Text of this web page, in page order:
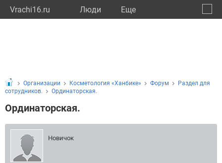
Vrachi16.ru Люди Eще
Организации Косметология «Ханбике» Форум
Раздел для
сотрудников.
Ординаторская.
Ординаторская.
Новичок